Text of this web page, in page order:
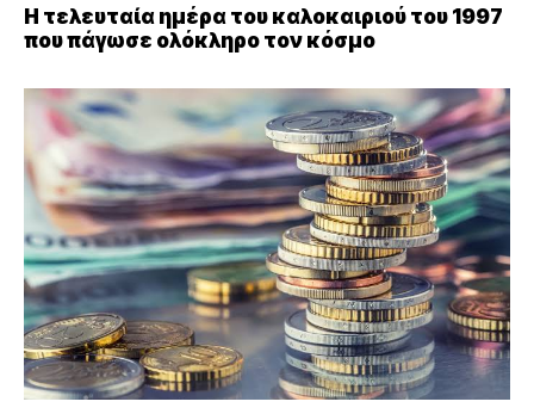
Η τελευταία ημέρα του καλοκαιριού του 1997
που πάγωσε ολόκληρο τον κόσμο